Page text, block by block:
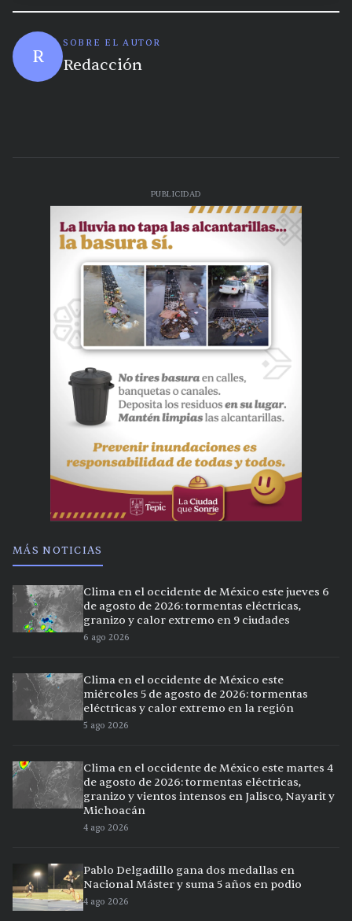
R
SOBRE EL AUTOR
Redacción
PUBLICIDAD
MÁS NOTICIAS
Clima en el occidente de México este jueves 6
de agosto de 2026: tormentas eléctricas,
granizo y calor extremo en 9 ciudades
6 ago 2026
Clima en el occidente de México este
miércoles 5 de agosto de 2026: tormentas
eléctricas y calor extremo en la región
5 ago 2026
Clima en el occidente de México este martes 4
de agosto de 2026: tormentas eléctricas,
granizo y vientos intensos en Jalisco, Nayarit y
Michoacán
4 ago 2026
Pablo Delgadillo gana dos medallas en
Nacional Máster y suma 5 años en podio
4 ago 2026